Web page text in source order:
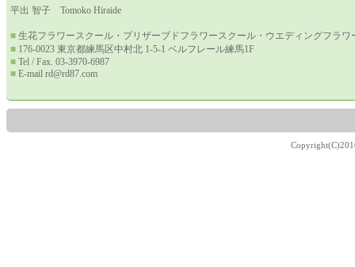
平出 智子 Tomoko Hiraide
■ 生花フラワースクール・プリザーブドフラワースクール・ウエディングフラワ
■ 176-0023 東京都練馬区中村北 1-5-1 ベルフレール練馬1F
■ Tel / Fax. 03-3970-6987
■ E-mail rd@rd87.com